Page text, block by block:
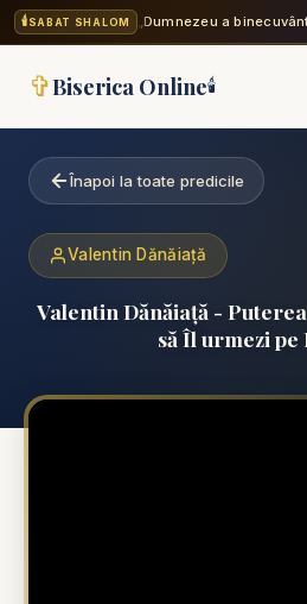
🕯️SABAT SHALOM „Dumnezeu a
✞Biserica Online🕯️
Înapoi la toate predicile
Valentin Dănăiață
Valentin Dănăiață -
să Îl urmezi pe